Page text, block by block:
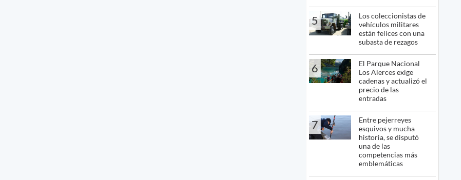
5
Los coleccionistas de
vehículos militares
están felices con una
subasta de rezagos
6
El Parque Nacional
Los Alerces exige
cadenas y actualizó el
precio de las
entradas
7
Entre pejerreyes
esquivos y mucha
historia, se disputó
una de las
competencias más
emblemáticas